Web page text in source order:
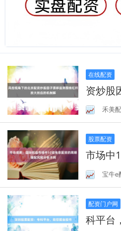
在线配资
资炒股
杆放大
禾美
股票配资
市场中
错配风
宝牛e
配资门户网
科平台